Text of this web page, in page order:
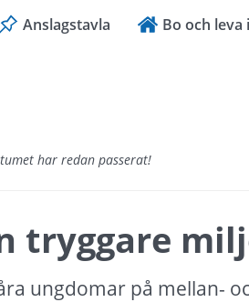
Anslagstavla Bo och leva
har redan passerat!
tryggare
ungdomar på mellan-